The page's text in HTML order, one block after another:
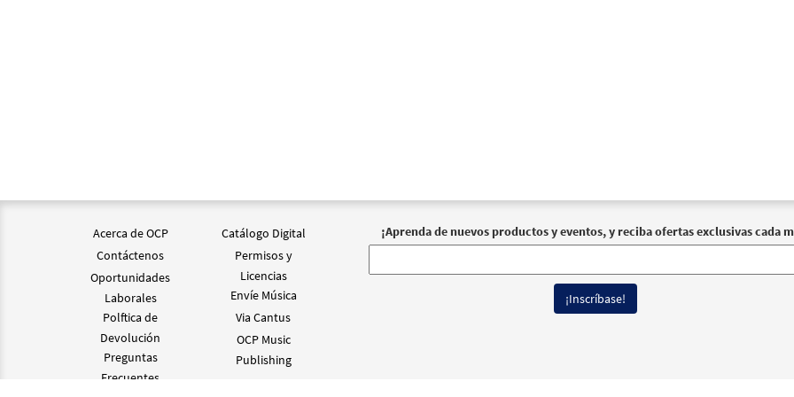
Acerca de OCP
Contáctenos
Oportunidades
Laborales
Polftica de
Devolución
Preguntas
Frecuentes
Catálogo Digital
Permisos y
Licencias
Envíe Música
Via Cantus
OCP Music
Publishing
¡Aprenda de nuevos productos y eventos, y reciba ofertas exclusivas cada